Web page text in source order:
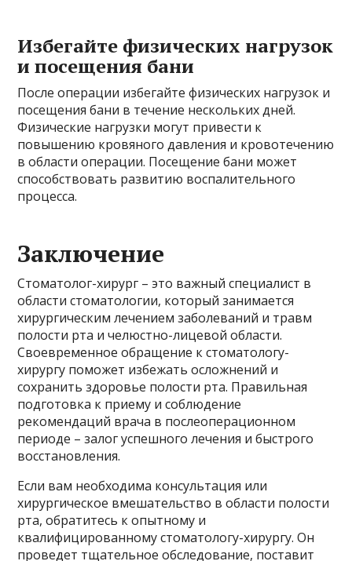
Избегайте физических нагрузок
и посещения бани
После операции избегайте физических нагрузок и
посещения бани в течение нескольких дней.
Физические нагрузки могут привести к
повышению кровяного давления и кровотечению
в области операции. Посещение бани может
способствовать развитию воспалительного
процесса.
Заключение
Стоматолог-хирург – это важный специалист в
области стоматологии, который занимается
хирургическим лечением заболеваний и травм
полости рта и челюстно-лицевой области.
Своевременное обращение к стоматологу-
хирургу поможет избежать осложнений и
сохранить здоровье полости рта. Правильная
подготовка к приему и соблюдение
рекомендаций врача в послеоперационном
периоде – залог успешного лечения и быстрого
восстановления.
Если вам необходима консультация или
хирургическое вмешательство в области полости
рта, обратитесь к опытному и
квалифицированному стоматологу-хирургу. Он
проведет тщательное обследование, поставит